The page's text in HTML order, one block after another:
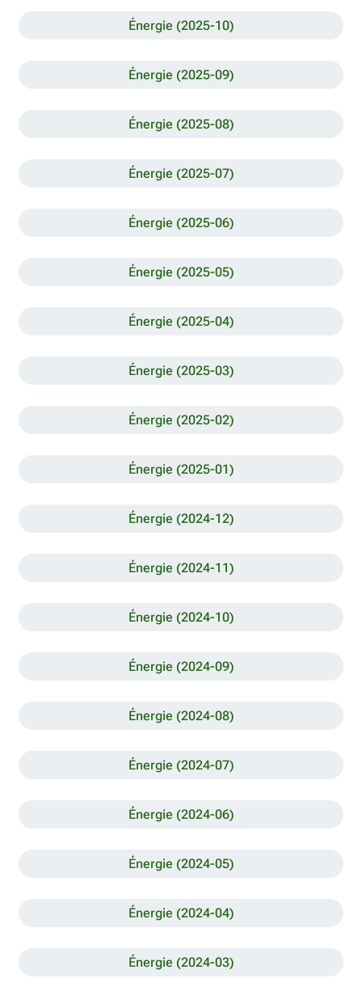
Énergie (2025-10)
Énergie (2025-09)
Énergie (2025-08)
Énergie (2025-07)
Énergie (2025-06)
Énergie (2025-05)
Énergie (2025-04)
Énergie (2025-03)
Énergie (2025-02)
Énergie (2025-01)
Énergie (2024-12)
Énergie (2024-11)
Énergie (2024-10)
Énergie (2024-09)
Énergie (2024-08)
Énergie (2024-07)
Énergie (2024-06)
Énergie (2024-05)
Énergie (2024-04)
Énergie (2024-03)